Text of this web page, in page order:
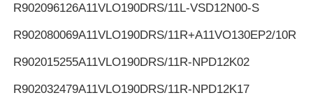
R902096126A11VLO190DRS/11L-VSD12N00-S
R902080069A11VLO190DRS/11R+A11VO130EP2/10R
R902015255A11VLO190DRS/11R-NPD12K02
R902032479A11VLO190DRS/11R-NPD12K17